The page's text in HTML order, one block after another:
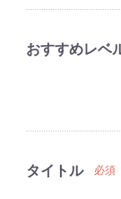
おすすめレベ
タイトル 必須